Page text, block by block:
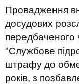
Провадження
досудових
передбаченого
"Службове
штрафу до
років, з